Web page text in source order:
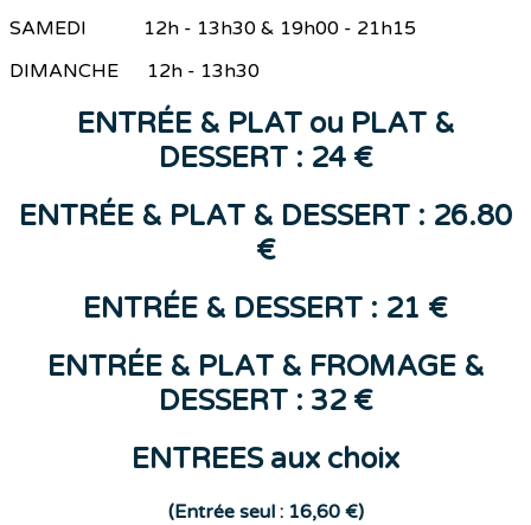
SAMEDI 12h - 13h30 & 19h00 - 21h15
DIMANCHE 12h - 13h30
ENTRÉE & PLAT ou PLAT &
DESSERT : 24 €
ENTRÉE & PLAT & DESSERT : 26.80
€
ENTRÉE & DESSERT : 21 €
ENTRÉE & PLAT & FROMAGE &
DESSERT : 32 €
ENTREES aux choix
(Entrée seul : 16,60 €)